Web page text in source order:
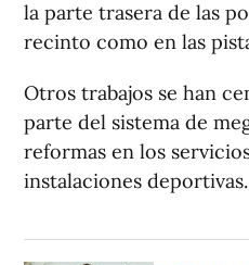
la parte trasera de las
recinto como en las
Otros trabajos se han
parte del sistema de
reformas en los
instalaciones deportivas.